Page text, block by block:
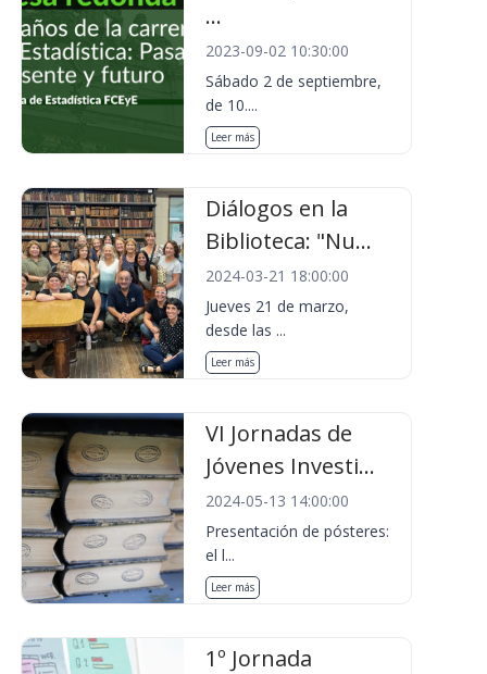
...
2023-09-02 10:30:00
Sábado 2 de septiembre,
de 10....
Leer más
Diálogos en la
Biblioteca: "Nu...
2024-03-21 18:00:00
Jueves 21 de marzo,
desde las ...
Leer más
VI Jornadas de
Jóvenes Investi...
2024-05-13 14:00:00
Presentación de pósteres:
el l...
Leer más
1º Jornada